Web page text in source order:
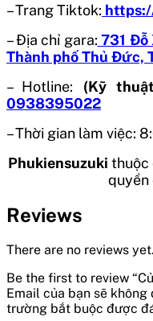
– Trang Tiktok:
– Địa chỉ gara: 731 Đỗ
Thành phố Thủ Đức,
– Hotline: (Kỹ
0938395022
– Thời gian làm việc:
Phukiensuzuki thuộc
quyền
Reviews
There are no reviews yet.
Be the first to review
Email của bạn sẽ
trường bắt buộc được